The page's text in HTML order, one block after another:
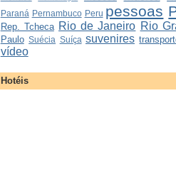
Paraná Pernambuco Peru pessoas
Rep. Tcheca Rio de Janeiro Rio
Paulo Suécia Suíça suvenires
vídeo
Hotéis